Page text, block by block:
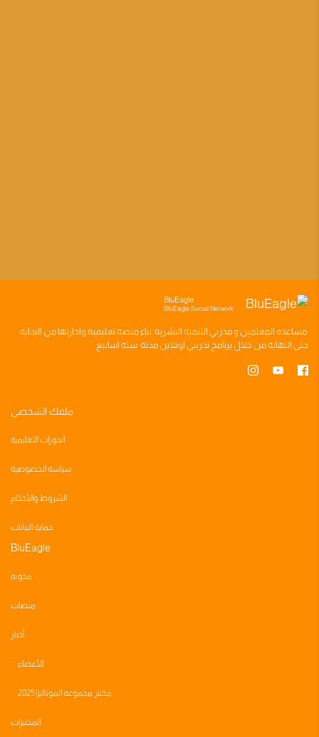
BluEagle
BluEagle Social Network
مساعده المعلمين ومدربي التنميه البشريه بناءمنصه تعليميه وادارتها من البدايه
حتى النهايه من خلال برنامج تدريبي اونلاين مدته سته اسابيع
ملفك الشخصي
الدورات التعليمية
سياسة الخصوصية
الشروط والأحكام
حماية البيانات
BluEagle
مدونه
منصات
أخبار
الأعضاء
مختبر مجموعه الموناليزا 2025
المختبرات